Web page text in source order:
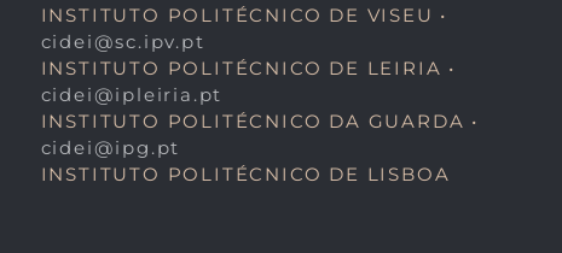
INSTITUTO POLITÉCNICO DE VISEU •
cidei@sc.ipv.pt
INSTITUTO POLITÉCNICO DE LEIRIA •
cidei@ipleiria.pt
INSTITUTO POLITÉCNICO DA GUARDA •
cidei@ipg.pt
INSTITUTO POLITÉCNICO DE LISBOA